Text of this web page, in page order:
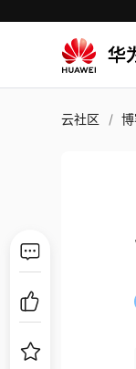
云社区